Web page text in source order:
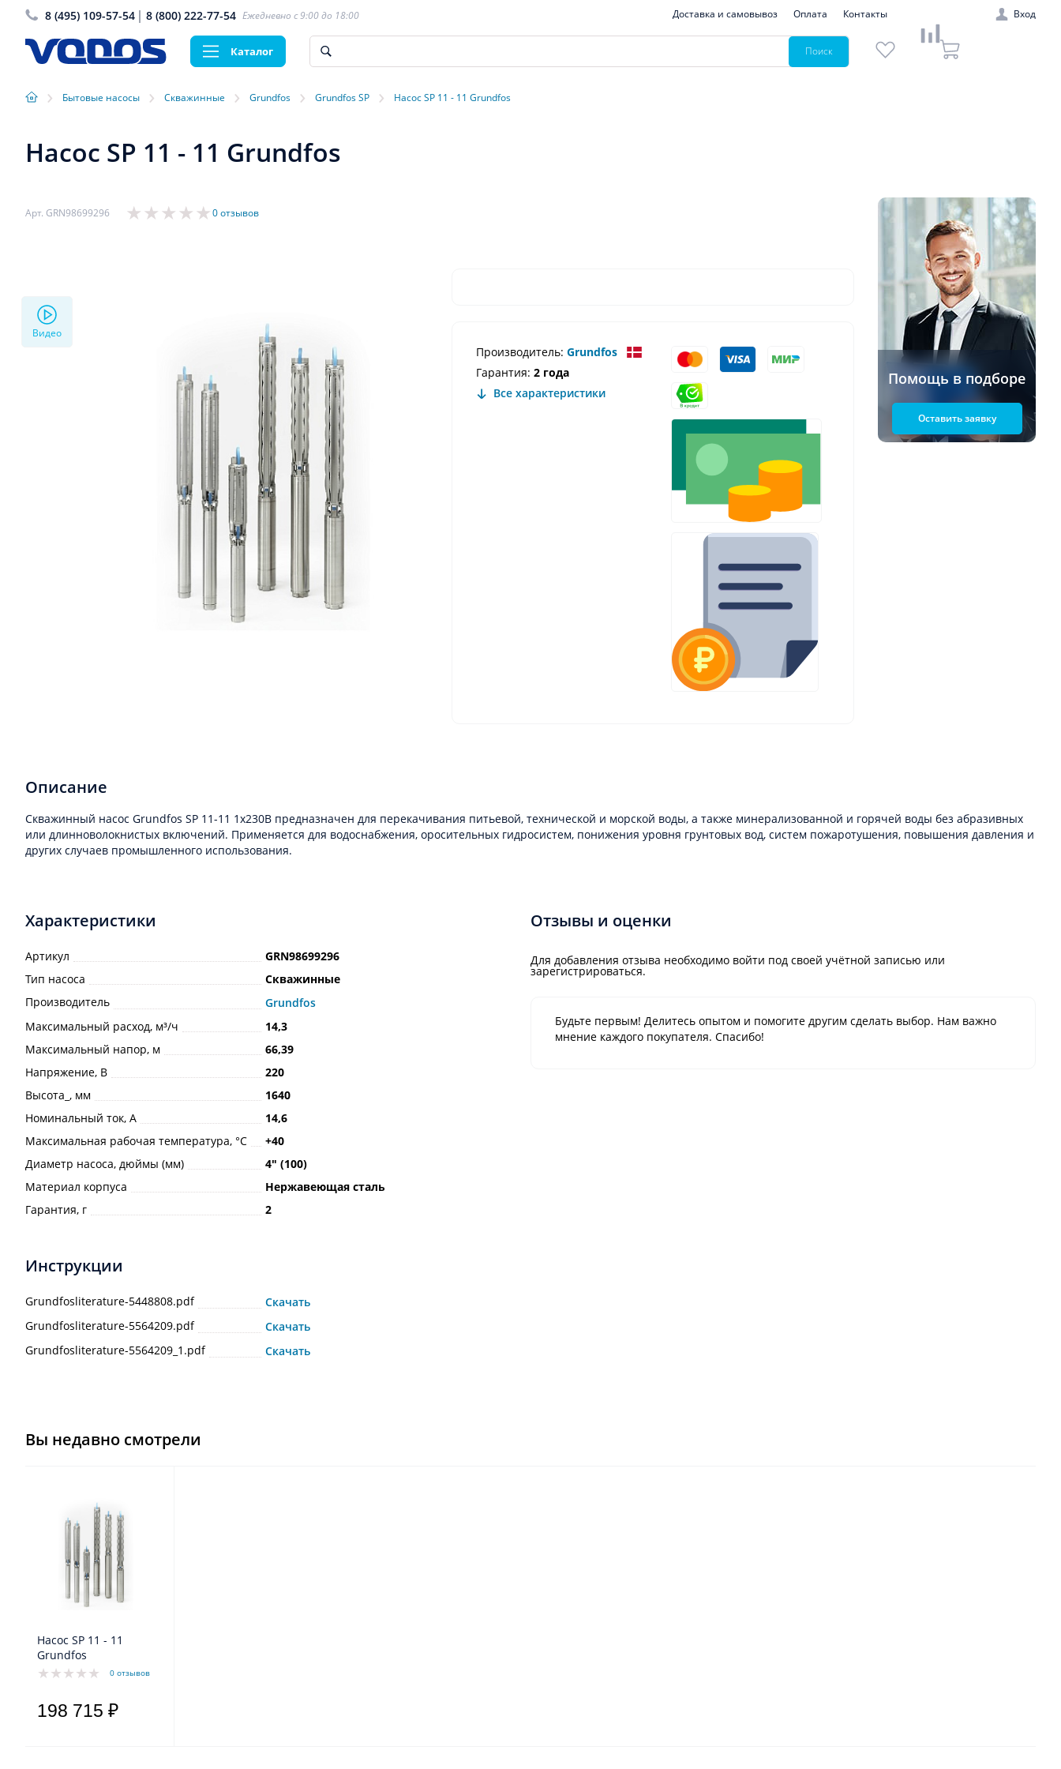
8 (495) 109-57-54 8 (800) 222-77-54 Ежедневно с 9:00 до 18:00 Доставка и самовывоз Оплата Контакты Вход
Каталог Поиск
› Бытовые насосы › Скважинные › Grundfos › Grundfos SP › Насос SP 11 - 11 Grundfos
Насос SP 11 - 11 Grundfos
Арт. GRN98699296 0 отзывов
Видео
Производитель: Grundfos
Гарантия: 2 года
Все характеристики
Помощь в подборе
Оставить заявку
Описание
Скважинный насос Grundfos SP 11-11 1x230В предназначен для перекачивания питьевой, технической и морской воды, а также минерализованной и горячей воды без абразивных
или длинноволокнистых включений. Применяется для водоснабжения, оросительных гидросистем, понижения уровня грунтовых вод, систем пожаротушения, повышения давления и
других случаев промышленного использования.
Характеристики
Артикул
GRN98699296
Тип насоса
Скважинные
Производитель
Grundfos
Максимальный расход, м³/ч
14,3
Максимальный напор, м
66,39
Напряжение, В
220
Высота_, мм
1640
Номинальный ток, А
14,6
Максимальная рабочая температура, °С
+40
Диаметр насоса, дюймы (мм)
4ʺ (100)
Материал корпуса
Нержавеющая сталь
Гарантия, г
2
Инструкции
Grundfosliterature-5448808.pdf
Скачать
Grundfosliterature-5564209.pdf
Скачать
Grundfosliterature-5564209_1.pdf
Скачать
Отзывы и оценки
Для добавления отзыва необходимо войти под своей учётной записью или
зарегистрироваться.
Будьте первым! Делитесь опытом и помогите другим сделать выбор. Нам важно
мнение каждого покупателя. Спасибо!
Вы недавно смотрели
Насос SP 11 - 11
Grundfos
0 отзывов
198 715 ₽